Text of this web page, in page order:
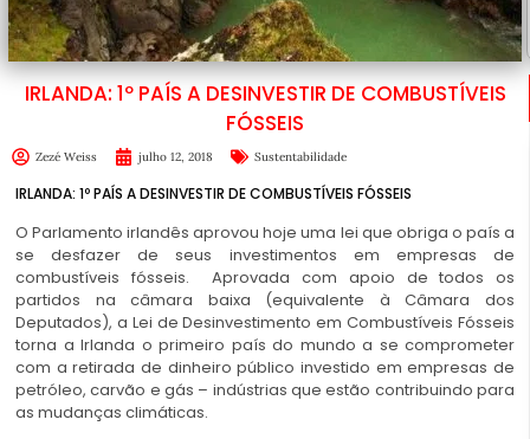
IRLANDA: 1º PAÍS A DESINVESTIR DE COMBUSTÍVEIS
FÓSSEIS
Zezé Weiss julho 12, 2018 Sustentabilidade
IRLANDA: 1º PAÍS A DESINVESTIR DE COMBUSTÍVEIS FÓSSEIS
O Parlamento irlandês aprovou hoje uma lei que obriga o país a
se desfazer de seus investimentos em empresas de
combustíveis fósseis. Aprovada com apoio de todos os
partidos na câmara baixa (equivalente à Câmara dos
Deputados), a Lei de Desinvestimento em Combustíveis Fósseis
torna a Irlanda o primeiro país do mundo a se comprometer
com a retirada de dinheiro público investido em empresas de
petróleo, carvão e gás – indústrias que estão contribuindo para
as mudanças climáticas.